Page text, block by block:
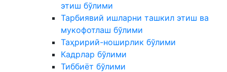
этиш бўлими
Тарбиявий ишларни ташкил этиш ва
мукофотлаш бўлими
Таҳририй-ноширлик бўлими
Кадрлар бўлими
Тиббиёт бўлими